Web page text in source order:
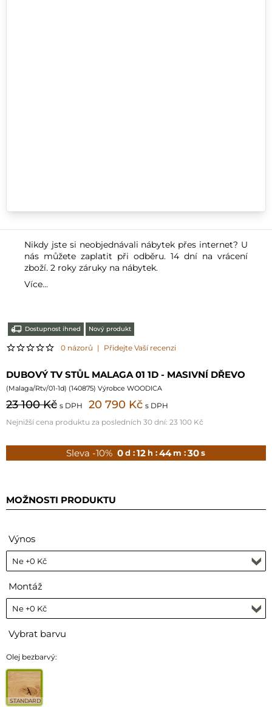
Nikdy jste si neobjednávali nábytek přes internet? U
nás můžete zaplatit při odběru. 14 dní na vrácení
zboží. 2 roky záruky na nábytek.
Více...
Dostupnost ihned Nový produkt
0 názorů | Přidejte Vaší recenzi
DUBOVÝ TV STŮL MALAGA 01 1D - MASIVNÍ DŘEVO
(Malaga/Rtv/01-1d) (140875) Výrobce WOODICA
23 100 Kč s DPH 20 790 Kč s DPH
Nejnižší cena produktu za posledních 30 dní: 23 100 Kč
Sleva -10% 0 d : 12 h : 44 m : 28 s
MOŽNOSTI PRODUKTU
Výnos
Montáž
Vybrat barvu
Olej bezbarvý:
STANDARD